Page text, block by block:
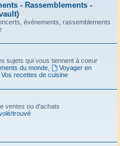
- Rassemblements -
événements, rassemblements
sujets qui vous tiennent à coeur
du monde,
Voyager en
Vos recettes de cuisine
ventes ou d'achats
trouvé